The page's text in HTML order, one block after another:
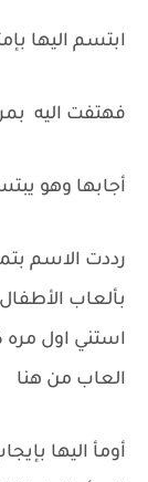
ابتسم اليها
فهتفت اليه
أجابها وهو
رددت الاسم
بألعاب
استني اول مره
العاب من هنا
أومأ اليها